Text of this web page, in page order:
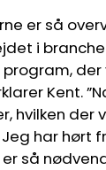
er så
i
Kent.
hvilken
har hørt
så